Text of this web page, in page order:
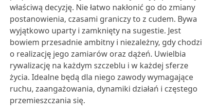
właściwą decyzję. Nie łatwo nakłonić go do zmiany
postanowienia, czasami graniczy to z cudem. Bywa
wyjątkowo uparty i zamknięty na sugestie. Jest
bowiem przesadnie ambitny i niezależny, gdy chodzi
o realizację jego zamiarów oraz dążeń. Uwielbia
rywalizację na każdym szczeblu i w każdej sferze
życia. Idealne będą dla niego zawody wymagające
ruchu, zaangażowania, dynamiki działań i częstego
przemieszczania się.